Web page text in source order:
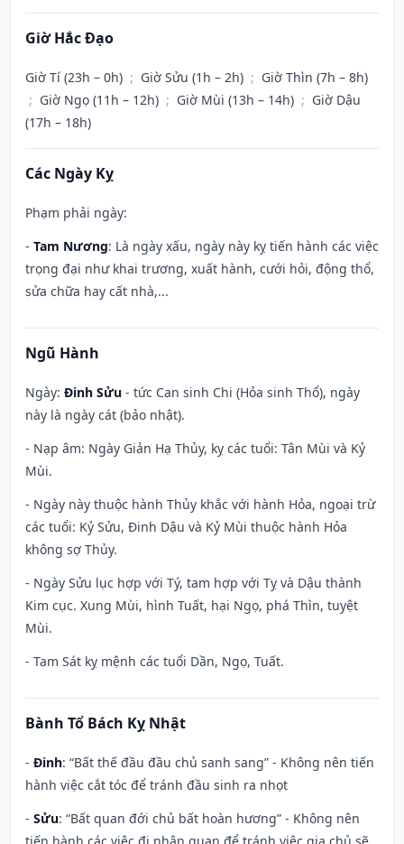
Giờ Hắc Đạo
Giờ Tí (23h – 0h) ; Giờ Sửu (1h – 2h) ; Giờ Thìn (7h – 8h)
; Giờ Ngọ (11h – 12h) ; Giờ Mùi (13h – 14h) ; Giờ Dậu
(17h – 18h)
Các Ngày Kỵ
Phạm phải ngày:
- Tam Nương: Là ngày xấu, ngày này kỵ tiến hành các việc
trọng đại như khai trương, xuất hành, cưới hỏi, động thổ,
sửa chữa hay cất nhà,...
Ngũ Hành
Ngày: Đinh Sửu - tức Can sinh Chi (Hỏa sinh Thổ), ngày
này là ngày cát (bảo nhật).
- Nạp âm: Ngày Giản Hạ Thủy, kỵ các tuổi: Tân Mùi và Kỷ
Mùi.
- Ngày này thuộc hành Thủy khắc với hành Hỏa, ngoại trừ
các tuổi: Kỷ Sửu, Đinh Dậu và Kỷ Mùi thuộc hành Hỏa
không sợ Thủy.
- Ngày Sửu lục hợp với Tý, tam hợp với Tỵ và Dậu thành
Kim cục. Xung Mùi, hình Tuất, hại Ngọ, phá Thìn, tuyệt
Mùi.
- Tam Sát kỵ mệnh các tuổi Dần, Ngọ, Tuất.
Bành Tổ Bách Kỵ Nhật
- Đinh: “Bất thế đầu đầu chủ sanh sang” - Không nên tiến
hành việc cắt tóc để tránh đầu sinh ra nhọt
- Sửu: “Bất quan đới chủ bất hoàn hương” - Không nên